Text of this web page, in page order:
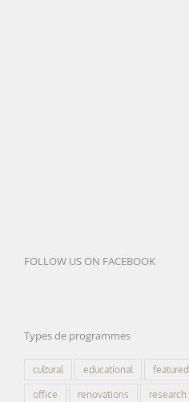
FOLLOW US ON FACEBOOK
Types de programmes
cultural educational featured
office renovations research